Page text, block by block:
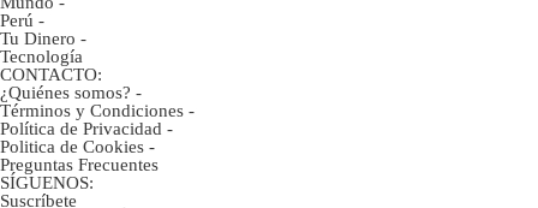
Perú -
Tu Dinero -
Tecnología
CONTACTO:
¿Quiénes somos? -
Términos y Condiciones -
Política de Privacidad -
Politica de Cookies -
Preguntas Frecuentes
SÍGUENOS:
Suscríbete